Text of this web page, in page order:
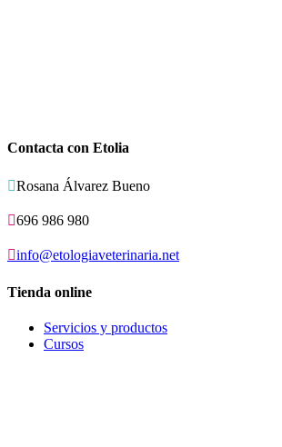
Contacta con Etolia
Rosana Álvarez Bueno
696 986 980
info@etologiaveterinaria.net
Tienda online
Servicios y productos
Cursos